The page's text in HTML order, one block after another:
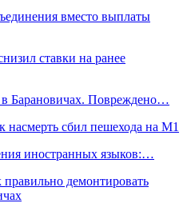
вместо выплаты
ставки на ранее
Барановичах. Повреждено…
насмерть сбил пешехода на М1
иностранных языков:…
демонтировать